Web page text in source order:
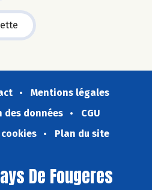
Mentions légales
des données
CGU
Plan du site
De Fougeres